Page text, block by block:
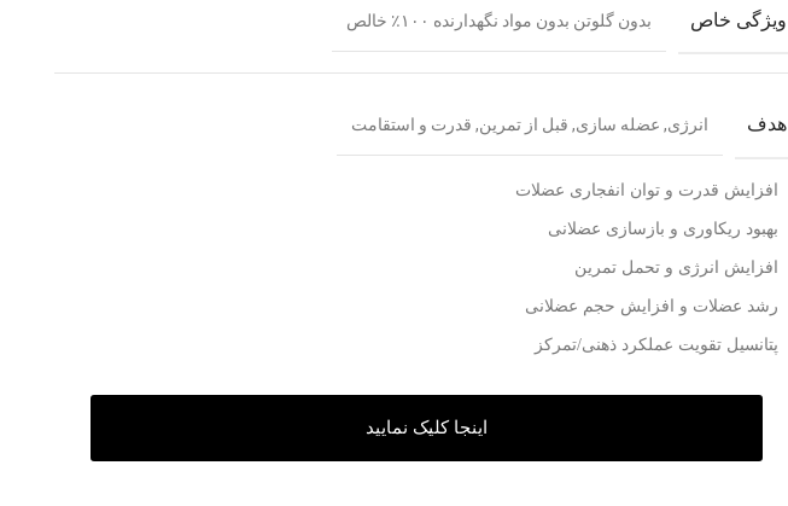
ویژگی خاص بدون گلوتن بدون مواد نگهدارنده ۱۰۰٪ خالص
هدف انرژی, عضله سازی, قبل از تمرین, قدرت و استقامت
افزایش قدرت و توان انفجاری عضلات
بهبود ریکاوری و بازسازی عضلانی
افزایش انرژی و تحمل تمرین
رشد عضلات و افزایش حجم عضلانی
پتانسیل تقویت عملکرد ذهنی/تمرکز
اینجا کلیک نمایید